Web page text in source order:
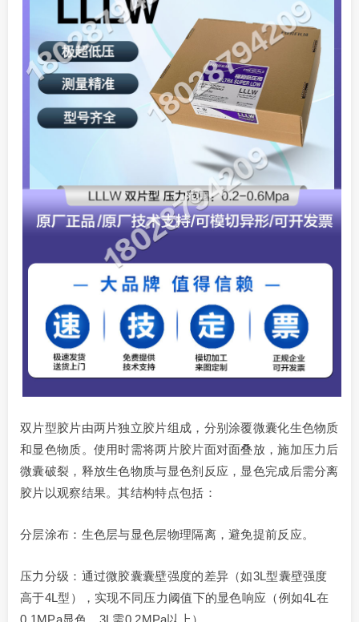
双片型胶片由两片独立胶片组成，分别涂覆微囊化生色物质
和显色物质。使用时需将两片胶片面对面叠放，施加压力后
微囊破裂，释放生色物质与显色剂反应，显色完成后需分离
胶片以观察结果。其结构特点包括：
分层涂布：生色层与显色层物理隔离，避免提前反应。
压力分级：通过微胶囊囊壁强度的差异（如3L型囊壁强度
高于4L型），实现不同压力阈值下的显色响应（例如4L在
0.1MPa显色，3L需0.2MPa以上）。